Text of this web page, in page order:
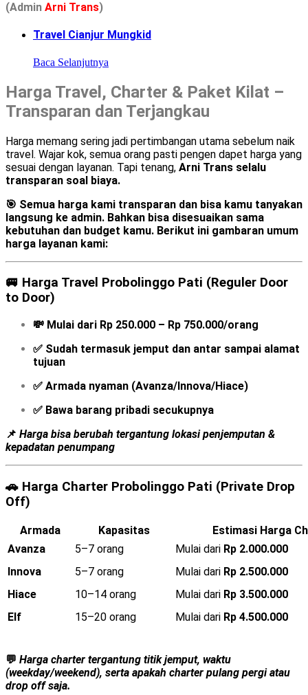
(Admin Arni Trans)
Travel Cianjur Mungkid
Baca Selanjutnya
Harga Travel, Charter & Paket Kilat –
Transparan dan Terjangkau
Harga memang sering jadi pertimbangan utama sebelum naik
travel. Wajar kok, semua orang pasti pengen dapet harga yang
sesuai dengan layanan. Tapi tenang, Arni Trans selalu
transparan soal biaya.
🎯 Semua harga kami transparan dan bisa kamu tanyakan
langsung ke admin. Bahkan bisa disesuaikan sama
kebutuhan dan budget kamu. Berikut ini gambaran umum
harga layanan kami:
🚐 Harga Travel Probolinggo Pati (Reguler Door
to Door)
💸 Mulai dari Rp 250.000 – Rp 750.000/orang
✅ Sudah termasuk jemput dan antar sampai alamat
tujuan
✅ Armada nyaman (Avanza/Innova/Hiace)
✅ Bawa barang pribadi secukupnya
📌 Harga bisa berubah tergantung lokasi penjemputan &
kepadatan penumpang
🚗 Harga Charter Probolinggo Pati (Private Drop
Off)
Armada Kapasitas
Estimasi Harga
Avanza
5–7 orang Mulai dari Rp 2.000.000
Innova
5–7 orang Mulai dari Rp 2.500.000
Hiace
10–14 orang Mulai dari Rp 3.500.000
Elf
15–20 orang Mulai dari Rp 4.500.000
💬 Harga charter tergantung titik jemput, waktu
(weekday/weekend), serta apakah charter pulang pergi atau
drop off saja.